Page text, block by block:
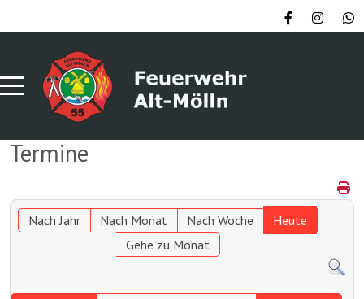
Termine
Nach Jahr Nach Monat Nach Woche
Heute
Gehe zu Monat